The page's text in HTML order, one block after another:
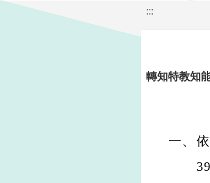
:::
轉知特教知
一、